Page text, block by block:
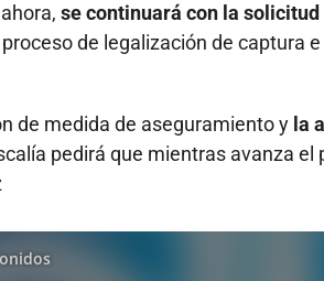
se continuará con la
de legalización de captura
de medida de aseguramiento y la
pedirá que mientras avanza